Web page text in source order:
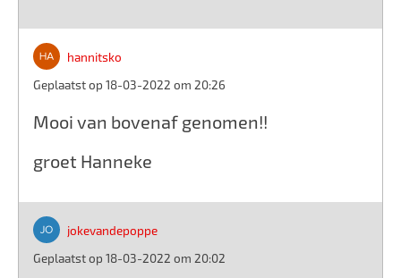
hannitsko
Geplaatst op 18-03-2022 om 20:26
Mooi van bovenaf genomen!!
groet Hanneke
jokevandepoppe
Geplaatst op 18-03-2022 om 20:02